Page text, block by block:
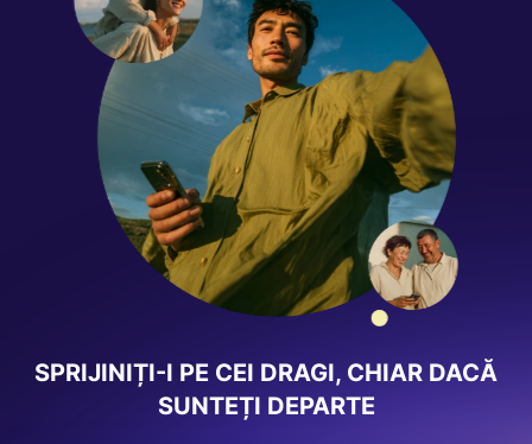
SPRIJINIȚI-I PE CEI DRAGI, CHIAR DACĂ
SUNTEȚI DEPARTE